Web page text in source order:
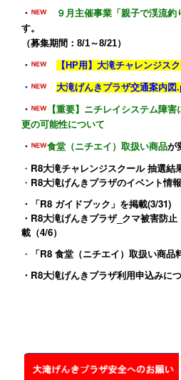
・ ９月主催事業「親子で渓流釣
す。
（募集期間：8/1～8/21）
・ 【HP用】大滝チャレンジス
・ 大滝げんきプラザ交通案内図
・
【重要】ニチレイシステム障
更の可能性について
・ 食堂（ニチエイ）取扱い商品が
・ R8大滝チャレンジスクール 抽選結
・ R8大滝げんきプラザのイベント情報
・ 「R8 ガイドブック」 を掲載(3/31)
・ R8大滝げんきプラザ_クマ被害防
載（4/6）
・
「R8 食堂（ニチエイ）取扱い商品
・ R8大滝げんきプラザ利用申込みに